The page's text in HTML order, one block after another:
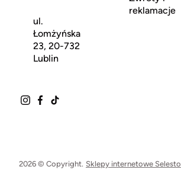
ul.
Łomżyńska
23, 20-732
Lublin
reklamacje
2026 © Copyright. Sklepy internetowe Selesto